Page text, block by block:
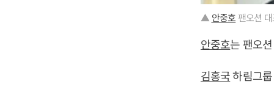
▲ 안중호 팬오션
안중호는 팬오
김홍국하림그